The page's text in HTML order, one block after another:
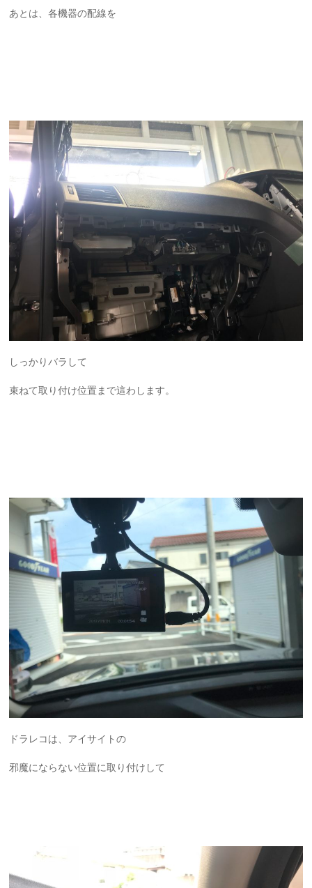
あとは、各機器の配線を
しっかりバラして
束ねて取り付け位置まで這わします。
ドラレコは、アイサイトの
邪魔にならない位置に取り付けして